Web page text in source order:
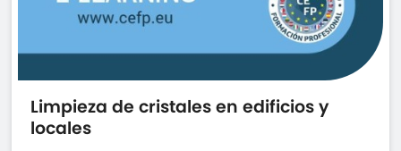
Limpieza de cristales en edificios y
locales